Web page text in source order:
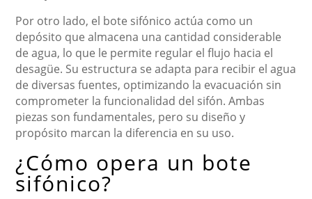
Por otro lado, el bote sifónico actúa como un
depósito que almacena una cantidad considerable
de agua, lo que le permite regular el flujo hacia el
desagüe. Su estructura se adapta para recibir el agua
de diversas fuentes, optimizando la evacuación sin
comprometer la funcionalidad del sifón. Ambas
piezas son fundamentales, pero su diseño y
propósito marcan la diferencia en su uso.
¿Cómo opera un bote
sifónico?